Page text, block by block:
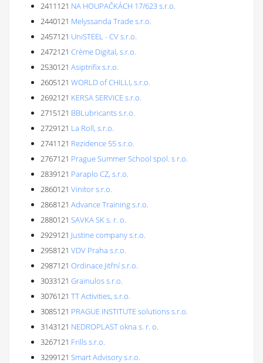
2411121 NA HOUPAČKÁCH 17/623 s.r.o.
2440121 Melyssanda Trade s.r.o.
2457121 UniSTEEL - CV s.r.o.
2472121 Crème Digital, s.r.o.
2530121 Asiptrifix s.r.o.
2605121 WORLD of CHILLI, s.r.o.
2692121 KERSA SERVICE s.r.o.
2715121 BBLubricants s.r.o.
2729121 La Roll, s.r.o.
2741121 Rezidence 55 s.r.o.
2767121 Prague Summer School spol. s r.o.
2839121 Paraplo CZ, s.r.o.
2860121 Vinitor s.r.o.
2868121 Advance Training s.r.o.
2880121 SAVKA SK s. r. o.
2929121 Justine company s.r.o.
2958121 VDV Praha s.r.o.
2987121 Ordinace Jitřní s.r.o.
3033121 Grainulos s.r.o.
3076121 TT Activities, s.r.o.
3085121 PRAGUE INSTITUTE solutions s.r.o.
3143121 NEDROPLAST okna s. r. o.
3267121 Frills s.r.o.
3299121 Smart Advisory s.r.o.